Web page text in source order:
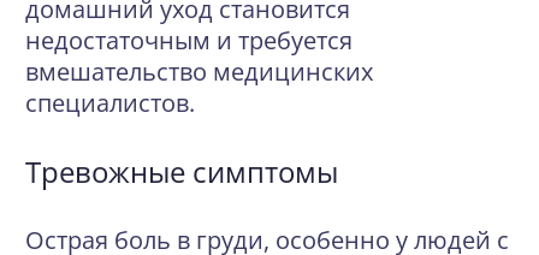
домашний уход становится
недостаточным и требуется
вмешательство медицинских
специалистов.
Тревожные симптомы
Острая боль в груди, особенно у людей с